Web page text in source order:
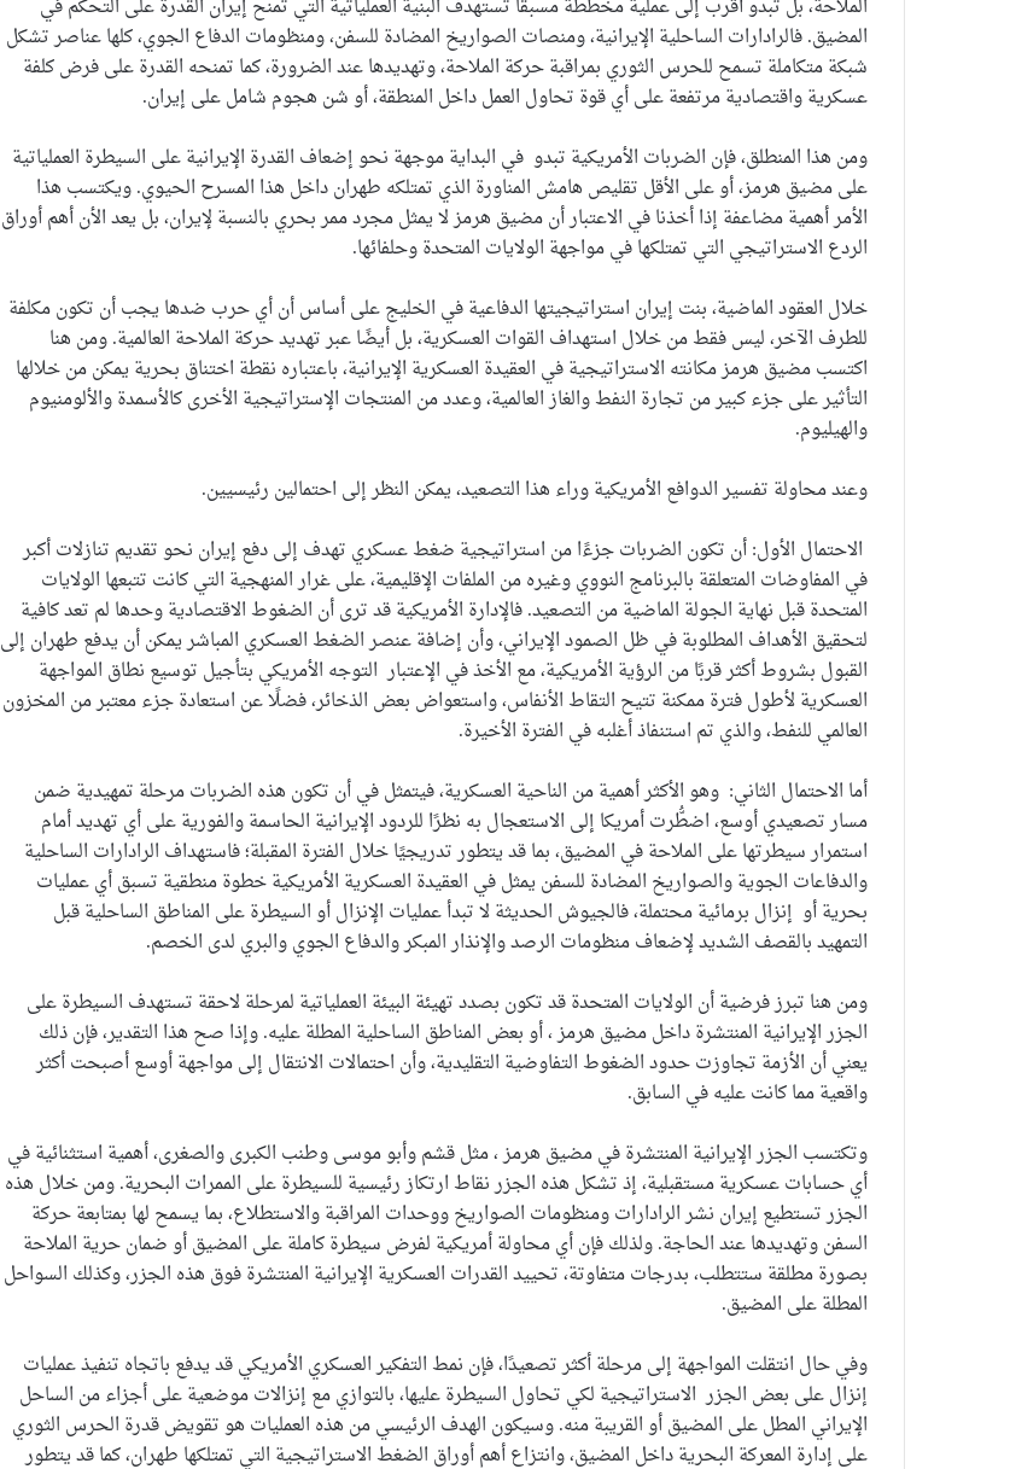
الملاحة، بل تبدو أقرب إلى عملية مخططة مسبقًا تستهدف البنية العملياتية التي تمنح إيران القدرة على التحكم في
المضيق. فالرادارات الساحلية الإيرانية، ومنصات الصواريخ المضادة للسفن، ومنظومات الدفاع الجوي، كلها عناصر تشكل
شبكة متكاملة تسمح للحرس الثوري بمراقبة حركة الملاحة، وتهديدها عند الضرورة، كما تمنحه القدرة على فرض كلفة
عسكرية واقتصادية مرتفعة على أي قوة تحاول العمل داخل المنطقة، أو شن هجوم شامل على إيران.
ومن هذا المنطلق، فإن الضربات الأمريكية تبدو في البداية موجهة نحو إضعاف القدرة الإيرانية على السيطرة العملياتية
على مضيق هرمز، أو على الأقل تقليص هامش المناورة الذي تمتلكه طهران داخل هذا المسرح الحيوي. ويكتسب هذا
الأمر أهمية مضاعفة إذا أخذنا في الاعتبار أن مضيق هرمز لا يمثل مجرد ممر بحري بالنسبة لإيران، بل يعد الأن أهم أوراق
الردع الاستراتيجي التي تمتلكها في مواجهة الولايات المتحدة وحلفائها.
خلال العقود الماضية، بنت إيران استراتيجيتها الدفاعية في الخليج على أساس أن أي حرب ضدها يجب أن تكون مكلفة
للطرف الآخر، ليس فقط من خلال استهداف القوات العسكرية، بل أيضًا عبر تهديد حركة الملاحة العالمية. ومن هنا
اكتسب مضيق هرمز مكانته الاستراتيجية في العقيدة العسكرية الإيرانية، باعتباره نقطة اختناق بحرية يمكن من خلالها
التأثير على جزء كبير من تجارة النفط والغاز العالمية، وعدد من المنتجات الإستراتيجية الأخرى كالأسمدة والألومنيوم
والهيليوم.
وعند محاولة تفسير الدوافع الأمريكية وراء هذا التصعيد، يمكن النظر إلى احتمالين رئيسيين.
الاحتمال الأول: أن تكون الضربات جزءًا من استراتيجية ضغط عسكري تهدف إلى دفع إيران نحو تقديم تنازلات أكبر
في المفاوضات المتعلقة بالبرنامج النووي وغيره من الملفات الإقليمية، على غرار المنهجية التي كانت تتبعها الولايات
المتحدة قبل نهاية الجولة الماضية من التصعيد. فالإدارة الأمريكية قد ترى أن الضغوط الاقتصادية وحدها لم تعد كافية
لتحقيق الأهداف المطلوبة في ظل الصمود الإيراني، وأن إضافة عنصر الضغط العسكري المباشر يمكن أن يدفع طهران إلى
القبول بشروط أكثر قربًا من الرؤية الأمريكية، مع الأخذ في الإعتبار التوجه الأمريكي بتأجيل توسيع نطاق المواجهة
العسكرية لأطول فترة ممكنة تتيح التقاط الأنفاس، واستعواض بعض الذخائر، فضلًا عن استعادة جزء معتبر من المخزون
العالمي للنفط، والذي تم استنفاذ أغلبه في الفترة الأخيرة.
أما الاحتمال الثاني: وهو الأكثر أهمية من الناحية العسكرية، فيتمثل في أن تكون هذه الضربات مرحلة تمهيدية ضمن
مسار تصعيدي أوسع، اضطُّرت أمريكا إلى الاستعجال به نظرًا للردود الإيرانية الحاسمة والفورية على أي تهديد أمام
استمرار سيطرتها على الملاحة في المضيق، بما قد يتطور تدريجيًا خلال الفترة المقبلة؛ فاستهداف الرادارات الساحلية
والدفاعات الجوية والصواريخ المضادة للسفن يمثل في العقيدة العسكرية الأمريكية خطوة منطقية تسبق أي عمليات
بحرية أو إنزال برمائية محتملة، فالجيوش الحديثة لا تبدأ عمليات الإنزال أو السيطرة على المناطق الساحلية قبل
التمهيد بالقصف الشديد لإضعاف منظومات الرصد والإنذار المبكر والدفاع الجوي والبري لدى الخصم.
ومن هنا تبرز فرضية أن الولايات المتحدة قد تكون بصدد تهيئة البيئة العملياتية لمرحلة لاحقة تستهدف السيطرة على
الجزر الإيرانية المنتشرة داخل مضيق هرمز ، أو بعض المناطق الساحلية المطلة عليه. وإذا صح هذا التقدير، فإن ذلك
يعني أن الأزمة تجاوزت حدود الضغوط التفاوضية التقليدية، وأن احتمالات الانتقال إلى مواجهة أوسع أصبحت أكثر
واقعية مما كانت عليه في السابق.
وتكتسب الجزر الإيرانية المنتشرة في مضيق هرمز ، مثل قشم وأبو موسى وطنب الكبرى والصغرى، أهمية استثنائية في
أي حسابات عسكرية مستقبلية، إذ تشكل هذه الجزر نقاط ارتكاز رئيسية للسيطرة على الممرات البحرية. ومن خلال هذه
الجزر تستطيع إيران نشر الرادارات ومنظومات الصواريخ ووحدات المراقبة والاستطلاع، بما يسمح لها بمتابعة حركة
السفن وتهديدها عند الحاجة. ولذلك فإن أي محاولة أمريكية لفرض سيطرة كاملة على المضيق أو ضمان حرية الملاحة
بصورة مطلقة ستتطلب، بدرجات متفاوتة، تحييد القدرات العسكرية الإيرانية المنتشرة فوق هذه الجزر، وكذلك السواحل
المطلة على المضيق.
وفي حال انتقلت المواجهة إلى مرحلة أكثر تصعيدًا، فإن نمط التفكير العسكري الأمريكي قد يدفع باتجاه تنفيذ عمليات
إنزال على بعض الجزر الاستراتيجية لكي تحاول السيطرة عليها، بالتوازي مع إنزالات موضعية على أجزاء من الساحل
الإيراني المطل على المضيق أو القريبة منه. وسيكون الهدف الرئيسي من هذه العمليات هو تقويض قدرة الحرس الثوري
على إدارة المعركة البحرية داخل المضيق، وانتزاع أهم أوراق الضغط الاستراتيجية التي تمتلكها طهران، كما قد يتطور